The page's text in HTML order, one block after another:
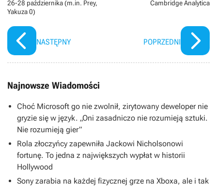
26-28 października (m.in. Prey,
Yakuza 0)
NASTĘPNY
Cambridge Analytica
POPRZEDNI
Najnowsze Wiadomości
Choć Microsoft go nie zwolnił, zirytowany deweloper nie
gryzie się w język. „Oni zasadniczo nie rozumieją sztuki.
Nie rozumieją gier”
Rola złoczyńcy zapewniła Jackowi Nicholsonowi
fortunę. To jedna z największych wypłat w historii
Hollywood
Sony zarabia na każdej fizycznej grze na Xboxa, ale i tak